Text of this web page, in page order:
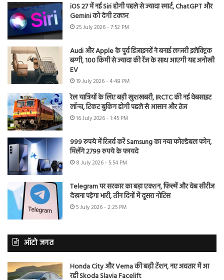
iOS 27 में नई Siri होगी पहले से ज्यादा स्मार्ट, ChatGPT और
Gemini को देगी टक्कर
25 July 2026 - 7:52 PM
Audi और Apple के पूर्व डिजाइनरों ने बनाई लग्जरी इलेक्ट्रिक
बग्गी, 100 किमी से ज्यादा की रेंज के साथ आएगी यह अनोखी
EV
19 July 2026 - 4:48 PM
रेल यात्रियों के लिए बड़ी खुशखबरी, IRCTC की नई वेबसाइट
लॉन्च, टिकट बुकिंग होगी पहले से आसान और तेज
16 July 2026 - 1:45 PM
999 रुपये में रिजर्व करें Samsung का नया फोल्डेबल फोन,
मिलेंगे 2799 रुपये के फायदे
8 July 2026 - 5:54 PM
Telegram पर सरकार का बड़ा एक्शन, फिल्में और वेब सीरीज
देखना पड़ेगा भारी, तीन दिनों में दूसरा नोटिस
5 July 2026 - 2:25 PM
ऑटो जगत
Honda City और Verna की बढ़ी टेंशन, नए अवतार में आ
रही Skoda Slavia Facelift